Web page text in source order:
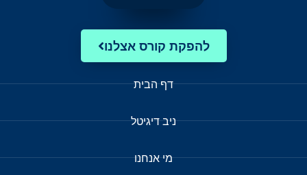
להפקת קורס אצלנו
דף הבית
ניב דיגיטל
מי אנחנו